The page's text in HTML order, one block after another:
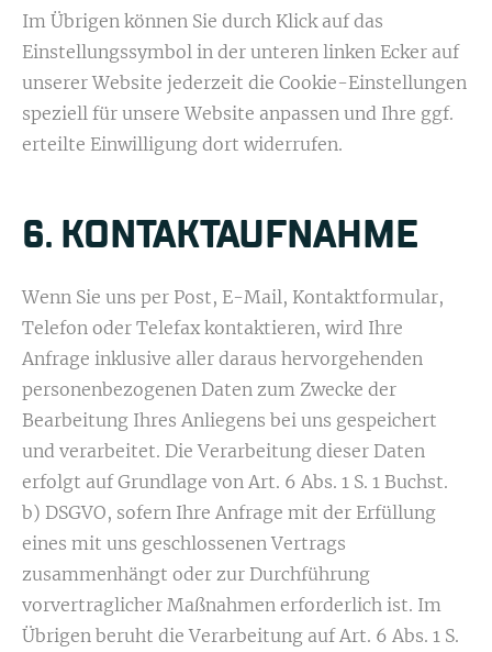
Im Übrigen können Sie durch Klick auf das
Einstellungssymbol in der unteren linken Ecker auf
unserer Website jederzeit die Cookie-Einstellungen
speziell für unsere Website anpassen und Ihre ggf.
erteilte Einwilligung dort widerrufen.
6. KONTAKT­AUFNAHME
Wenn Sie uns per Post, E-Mail, Kontaktformular,
Telefon oder Telefax kontaktieren, wird Ihre
Anfrage inklusive aller daraus hervorgehenden
personenbezogenen Daten zum Zwecke der
Bearbeitung Ihres Anliegens bei uns gespeichert
und verarbeitet. Die Verarbeitung dieser Daten
erfolgt auf Grundlage von Art. 6 Abs. 1 S. 1 Buchst.
b) DSGVO, sofern Ihre Anfrage mit der Erfüllung
eines mit uns geschlossenen Vertrags
zusammenhängt oder zur Durchführung
vorvertraglicher Maßnahmen erforderlich ist. Im
Übrigen beruht die Verarbeitung auf Art. 6 Abs. 1 S.